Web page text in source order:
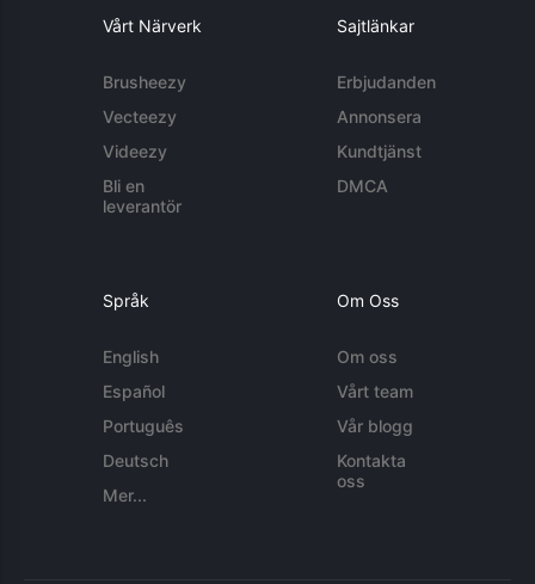
Vårt Närverk
Brusheezy
Vecteezy
Videezy
Bli en
leverantör
Sajtlänkar
Erbjudanden
Annonsera
Kundtjänst
DMCA
Språk
English
Español
Português
Deutsch
Mer...
Om Oss
Om oss
Vårt team
Vår blogg
Kontakta
oss